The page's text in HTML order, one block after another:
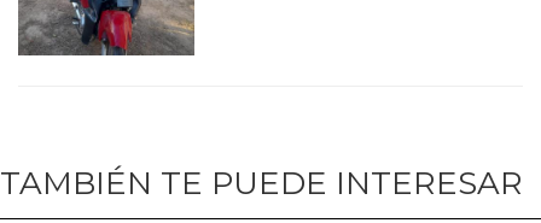
TAMBIÉN TE PUEDE INTERESAR